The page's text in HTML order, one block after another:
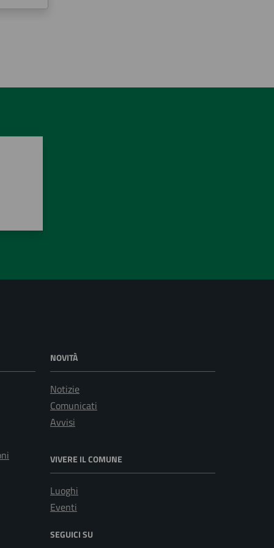
NOVITÀ
Notizie
Comunicati
Avvisi
VIVERE IL COMUNE
Luoghi
Eventi
SEGUICI SU